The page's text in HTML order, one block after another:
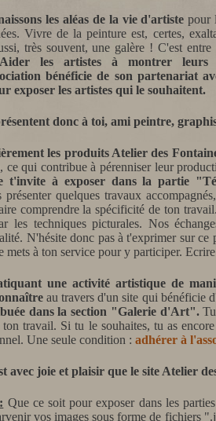
les aléas de la vie d'artiste pour
Vivre de la peinture est, certes,
très souvent, une galère ! C'est
Aider les artistes à montrer
bénéficie de son partenariat
exposer les artistes qui le souhaitent.
donc à toi, ami peintre,
les produits Atelier des
qui contribue à pérenniser leur
t'invite à exposer dans la partie
présenter quelques travaux
comprendre la spécificité de ton
les techniques picturales. Nos
N'hésite donc pas à t'exprimer sur
mets à ton service pour y participer.
une activité artistique de
au travers d'un site qui bénéficie
dans la section "Galerie d'Art".
travail. Si tu le souhaites, tu as
Une seule condition : adhérer à
avec joie et plaisir que le site Atelier
Que ce soit pour exposer dans les
vos images sous forme de fichiers